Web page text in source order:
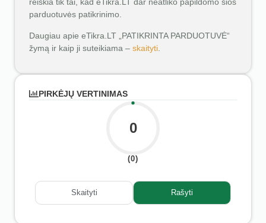
reiškia tik tai, kad eTikra.LT dar neatliko papildomo šios
parduotuvės patikrinimo.
Daugiau apie eTikra.LT „PATIKRINTA PARDUOTUVĖ“
žymą ir kaip ji suteikiama – skaityti
PIRKĖJŲ VERTINIMAS
0
(0)
Skaityti Rašyti